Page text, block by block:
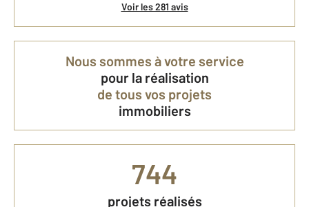
Voir les 281 avis
Nous sommes à votre service
pour la réalisation
de tous vos projets
immobiliers
744
projets réalisés